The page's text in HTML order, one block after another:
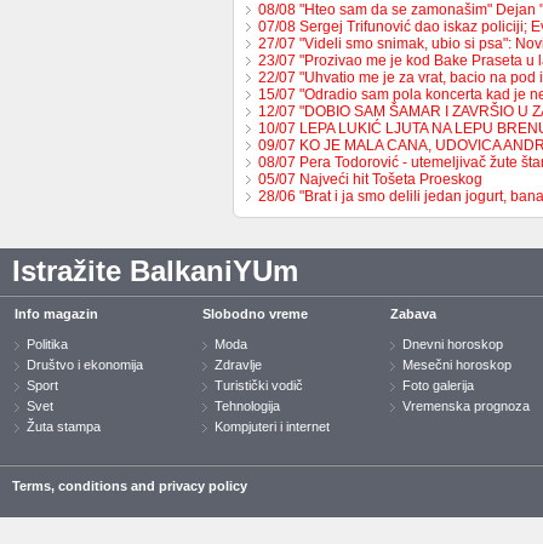
08/08 "Hteo sam da se zamonašim"
07/08 Sergej Trifunović dao iskaz policiji;
27/07 "Videli smo snimak, ubio si psa":
23/07 "Prozivao me je kod Bake Praseta
22/07 "Uhvatio me je za vrat, bacio na
15/07 "Odradio sam pola koncerta kad je
12/07 "DOBIO SAM ŠAMAR I ZAVRŠIO U
10/07 LEPA LUKIĆ LJUTA NA LEPU
09/07 KO JE MALA CANA, UDOVICA
08/07 Pera Todorović - utemeljivač žute
05/07 Najveći hit Tošeta Proeskog
28/06 "Brat i ja smo delili jedan jogurt,
Istražite BalkaniYUm
Info magazin
Politika
Društvo i ekonomija
Sport
Svet
Žuta stampa
Slobodno vreme
Moda
Zdravlje
Turistički vodič
Tehnologija
Kompjuteri i internet
Zabava
Dnevni horoskop
Mesečni horoskop
Foto galerija
Vremenska prognoza
Terms, conditions and privacy policy